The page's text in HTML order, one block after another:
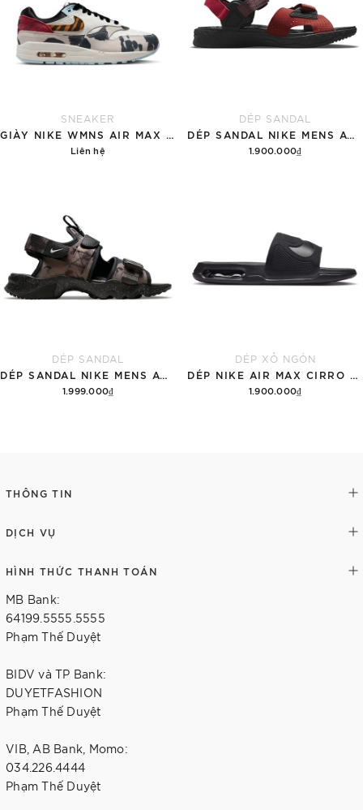
SNEAKER
GIÀY NIKE WMNS AIR MAX 1 '87 'GREAT INDOORS'
Liên hệ
DÉP SANDAL
DÉP SANDAL NIKE MENS ACG AIR DESCHUTZ 'RED BLACK'
1.900.000₫
DÉP SANDAL
DÉP SANDAL NIKE MENS ACG AIR DESCHUTZ 'ĐẤT RỪNG'
1.999.000₫
DÉP XỎ NGÓN
DÉP NIKE AIR MAX CIRRO MEN'S SLIDES 'BLACK'
1.900.000₫
THÔNG TIN
DỊCH VỤ
HÌNH THỨC THANH TOÁN
MB Bank:
64199.5555.5555
Phạm Thế Duyệt
BIDV và TP Bank:
DUYETFASHION
Phạm Thế Duyệt
VIB, AB Bank, Momo:
034.226.4444
Phạm Thế Duyệt